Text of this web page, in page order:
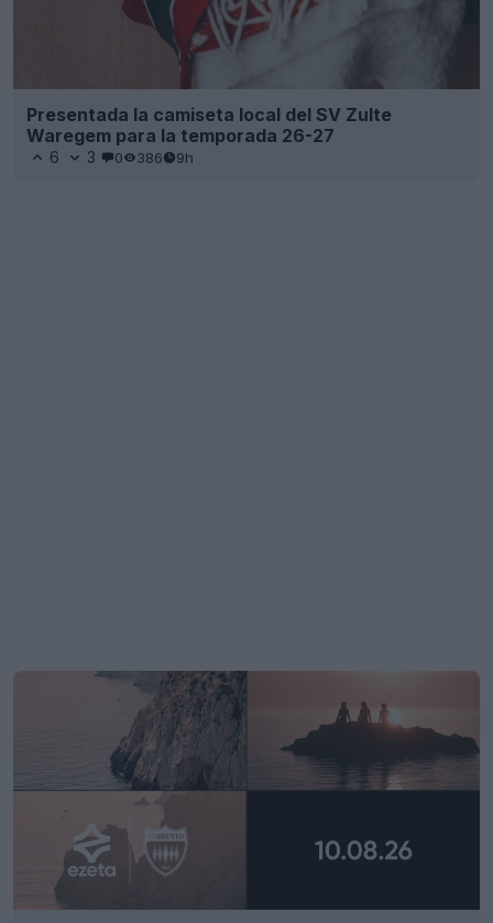
Presentada la camiseta local del SV Zulte
Waregem para la temporada 26-27
6 3 0 386 9h